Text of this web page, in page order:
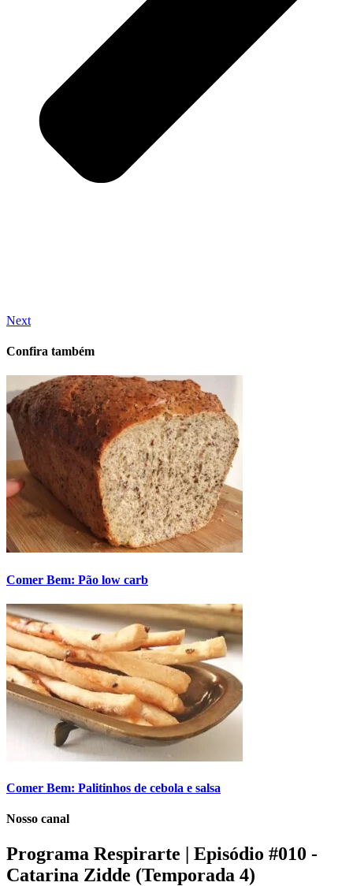
Next
Confira também
Comer Bem: Pão low carb
Comer Bem: Palitinhos de cebola e salsa
Nosso canal
Programa Respirarte | Episódio #010 -
Catarina Zidde (Temporada 4)